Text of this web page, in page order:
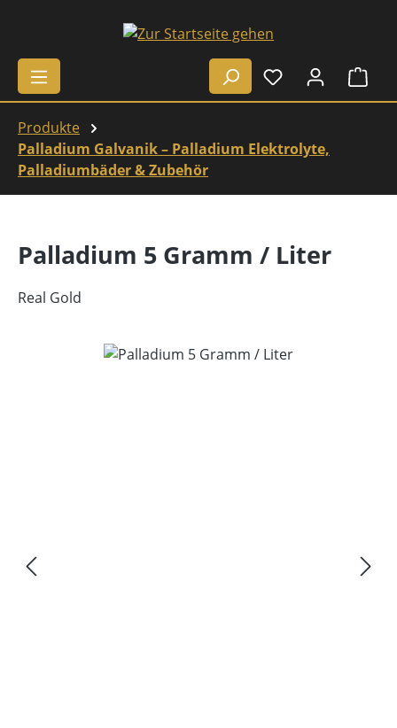
Zum Hauptinhalt springen
Produkte
Palladium Galvanik – Palladium Elektrolyte,
Palladiumbäder & Zubehör
Palladium 5 Gramm / Liter
Real Gold
Bildergalerie überspringen